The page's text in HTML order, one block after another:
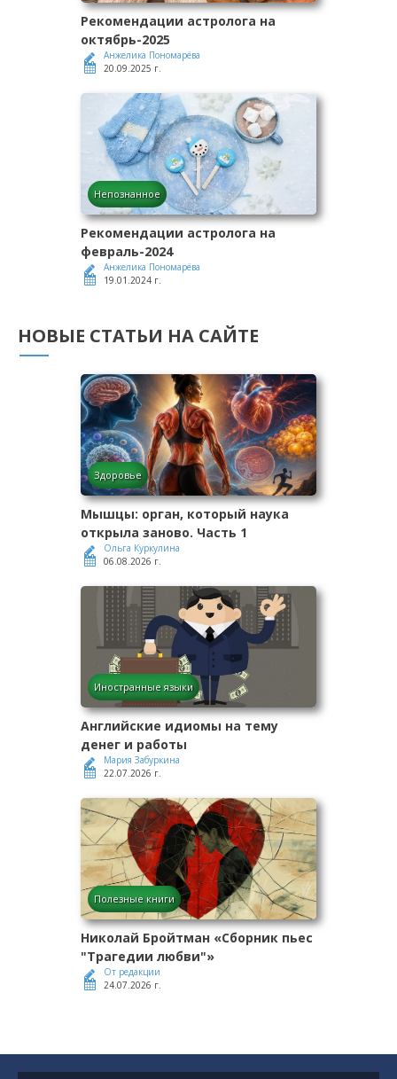
Рекомендации астролога на
октябрь-2025
Анжелика Пономарёва
20.09.2025 г.
Непознанное
Рекомендации астролога на
февраль-2024
Анжелика Пономарёва
19.01.2024 г.
НОВЫЕ СТАТЬИ НА САЙТЕ
Здоровье
Мышцы: орган, который наука
открыла заново. Часть 1
Ольга Куркулина
06.08.2026 г.
Иностранные языки
Английские идиомы на тему
денег и работы
Мария Забуркина
22.07.2026 г.
Полезные книги
Николай Бройтман «Сборник пьес
"Трагедии любви"»
От редакции
24.07.2026 г.